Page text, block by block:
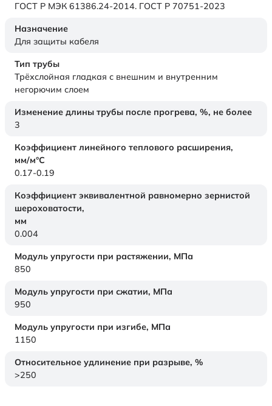
ГОСТ Р МЭК 61386.24-2014. ГОСТ Р 70751-2023
Назначение
Для защиты кабеля
Тип трубы
Трёхслойная гладкая с внешним и внутренним
негорючим слоем
Изменение длины трубы после прогрева, %, не более
3
Коэффициент линейного теплового расширения,
мм/м°С
0.17-0.19
Коэффициент эквивалентной равномерно зернистой
шероховатости,
мм
0.004
Модуль упругости при растяжении, МПа
850
Модуль упругости при сжатии, МПа
950
Модуль упругости при изгибе, МПа
1150
Относительное удлинение при разрыве, %
>250